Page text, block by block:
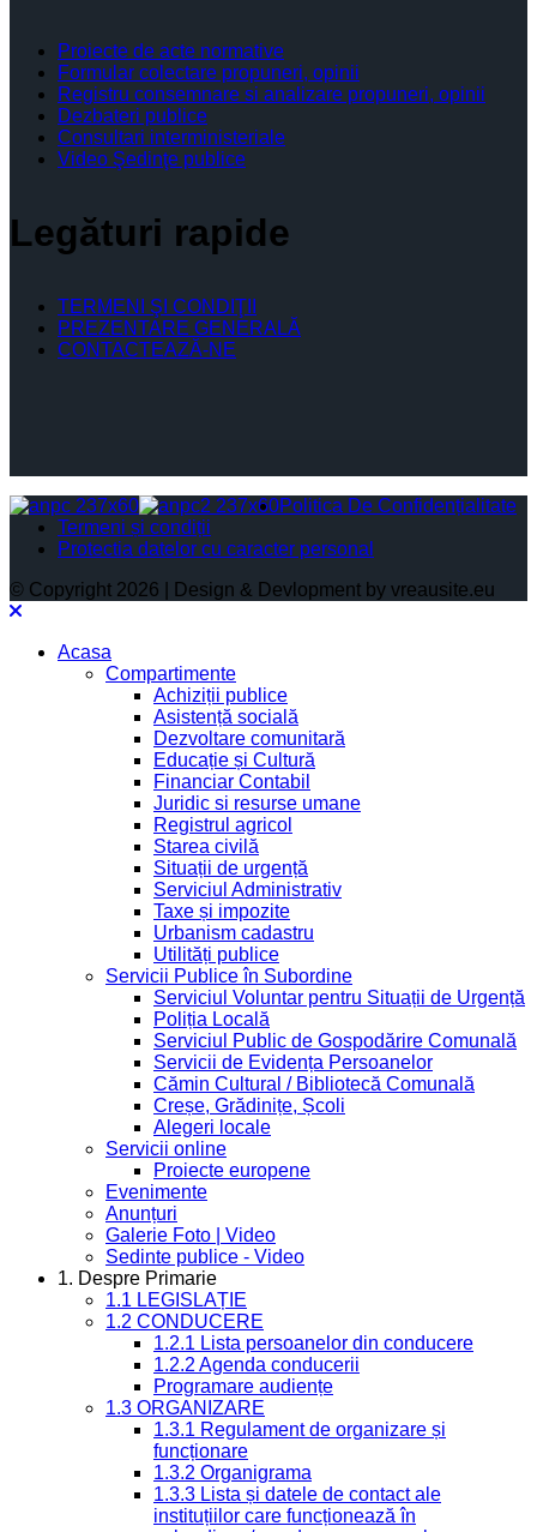
Proiecte de acte normative
Formular colectare propuneri, opinii
Registru consemnare si analizare propuneri, opinii
Dezbateri publice
Consultari interministeriale
Video Şedinţe publice
Legături rapide
TERMENI ŞI CONDIŢII
PREZENTARE GENERALĂ
CONTACTEAZĂ-NE
Politica De Confidențialitate
Termeni și condiții
Protectia datelor cu caracter personal
© Copyright 2026 | Design & Devlopment by vreausite.eu
Acasa
Compartimente
Achiziții publice
Asistență socială
Dezvoltare comunitară
Educație și Cultură
Financiar Contabil
Juridic si resurse umane
Registrul agricol
Starea civilă
Situații de urgență
Serviciul Administrativ
Taxe și impozite
Urbanism cadastru
Utilități publice
Servicii Publice în Subordine
Serviciul Voluntar pentru Situații de Urgență
Poliția Locală
Serviciul Public de Gospodărire Comunală
Servicii de Evidența Persoanelor
Cămin Cultural / Bibliotecă Comunală
Creșe, Grădinițe, Școli
Alegeri locale
Servicii online
Proiecte europene
Evenimente
Anunțuri
Galerie Foto | Video
Sedinte publice - Video
1. Despre Primarie
1.1 LEGISLAȚIE
1.2 CONDUCERE
1.2.1 Lista persoanelor din conducere
1.2.2 Agenda conducerii
Programare audiențe
1.3 ORGANIZARE
1.3.1 Regulament de organizare și
funcționare
1.3.2 Organigrama
1.3.3 Lista și datele de contact ale
instituțiilor care funcționează în